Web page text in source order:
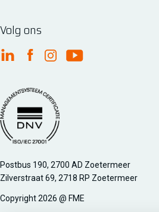
Volg ons
FME Linkedin
FME Facebook
FME Instagram
FME Youtube
Managementsyteem certificatie
Postbus 190, 2700 AD Zoetermeer
Zilverstraat 69, 2718 RP Zoetermeer
Copyright 2026 @ FME